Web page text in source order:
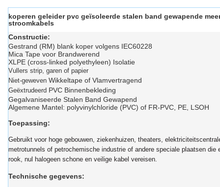
koperen geleider pvc geïsoleerde stalen band gewapende
stroomkabels
Constructie:
Gestrand (RM) blank koper volgens IEC60228
Mica Tape voor Brandwerend
XLPE (cross-linked polyethyleen) Isolatie
Vullers strip, garen of papier
Niet-geweven Wikkeltape of Vlamvertragend
Geëxtrudeerd PVC Binnenbekleding
Gegalvaniseerde Stalen Band Gewapend
Algemene Mantel: polyvinylchloride (PVC) of FR-PVC, PE, LSOH
Toepassing:
Gebruikt voor hoge gebouwen, ziekenhuizen, theaters,
metrotunnels of petrochemische industrie of andere speciale plaatsen die
rook, nul halogeen schone en veilige kabel vereisen.
Technische gegevens: